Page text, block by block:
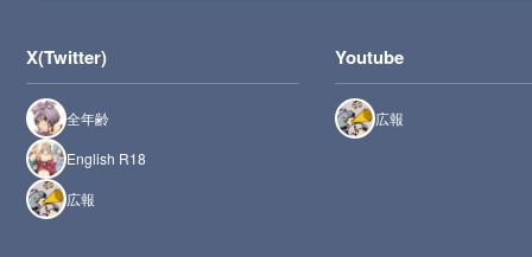
X(Twitter)
全年齢
English R18
広報
Youtube
広報